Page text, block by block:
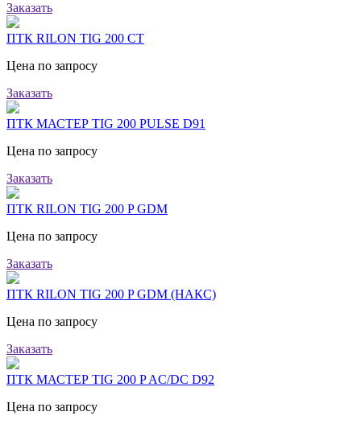
Заказать
ПТК RILON TIG 200 CT
Цена по запросу
Заказать
ПТК МАСТЕР TIG 200 PULSE D91
Цена по запросу
Заказать
ПТК RILON TIG 200 P GDM
Цена по запросу
Заказать
ПТК RILON TIG 200 P GDM (НАКС)
Цена по запросу
Заказать
ПТК МАСТЕР TIG 200 P AC/DC D92
Цена по запросу